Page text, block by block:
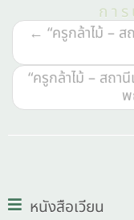
กา
← “ครูกล้าไม้ – ส
“ครูกล้าไม้ – สถา
หนังสือเวียน